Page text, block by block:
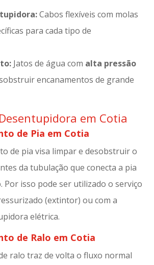
Cabos flexíveis com molas
para cada tipo de
Jatos de água com alta pressão
encanamentos de grande
em Cotia
de Pia em Cotia
de pia visa limpar e desobstruir o
da tubulação que conecta a pia
Por isso pode ser utilizado o serviço
(extintor) ou com a
elétrica.
de Ralo em Cotia
ralo traz de volta o fluxo normal